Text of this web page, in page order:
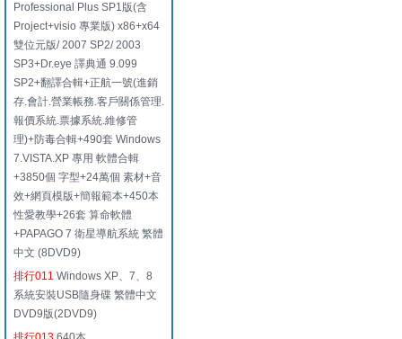
Professional Plus SP1版(含
Project+visio 專業版) x86+x64
雙位元版/ 2007 SP2/ 2003
SP3+Dr.eye 譯典通 9.099
SP2+翻譯合輯+正航一號(進銷
存.會計.營業帳務.客戶關係管理.
報價系統.票據系統.維修管
理)+防毒合輯+490套 Windows
7.VISTA.XP 專用 軟體合輯
+3850個 字型+24萬個 素材+音
效+網頁模版+簡報範本+450本
性愛教學+26套 算命軟體
+PAPAGO 7 衛星導航系統 繁體
中文 (8DVD9)
排行011 Windows XP、7、8
系統安裝USB隨身碟 繁體中文
DVD9版(2DVD9)